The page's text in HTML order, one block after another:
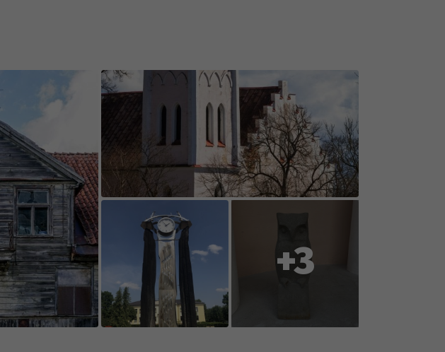
have an unknown lifespan. Therefore, we'd like
situations where an object from the task is lost,
or damaged. Please remember that not all game
visible in certain weather conditions (rain, snow,
updated in collaboration with you, the players, so
new content or reports changes to
+3